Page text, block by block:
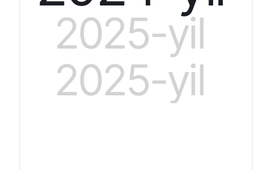
2025-yil
2025-yil